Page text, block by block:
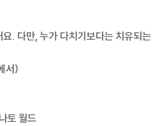
. 다만, 누가 다치기보다는 치유되는
서)
토 월드